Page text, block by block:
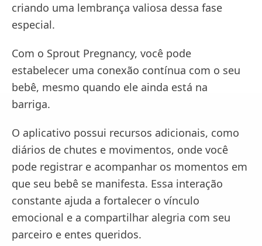
criando uma lembrança valiosa dessa fase
especial.
Com o Sprout Pregnancy, você pode
estabelecer uma conexão contínua com o seu
bebê, mesmo quando ele ainda está na
barriga.
O aplicativo possui recursos adicionais, como
diários de chutes e movimentos, onde você
pode registrar e acompanhar os momentos em
que seu bebê se manifesta. Essa interação
constante ajuda a fortalecer o vínculo
emocional e a compartilhar alegria com seu
parceiro e entes queridos.